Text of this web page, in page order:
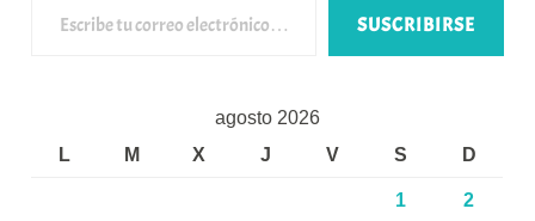
SUSCRIBIRSE
agosto 2026
L
M X J V S D
1 2